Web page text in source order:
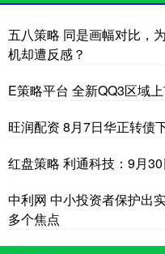
五八策略 同是画幅对比，
机却遭反感？
E策略平台 全新QQ3区域
旺润配资 8月7日华正转债
红盘策略 利通科技：9月
中利网 中小投资者保护出
多个焦点